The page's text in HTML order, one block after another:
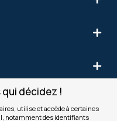
décidez !
utilise et accède à certaines
notamment des identifiants